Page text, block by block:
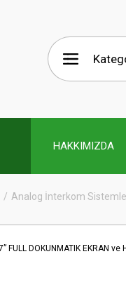
HAKKIMIZDA
Analog İnterkom